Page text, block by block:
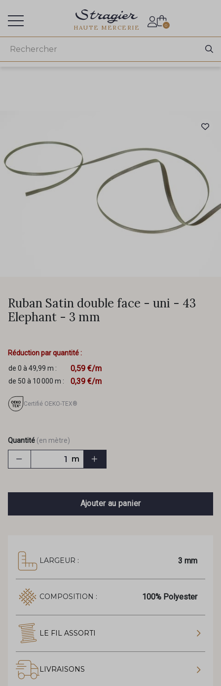
HAUTE MERCERIE 0
Ruban Satin double face - uni - 43
Elephant - 3 mm
Réduction par quantité :
de 0 à 49,99 m :
0,59 €/m
de 50 à 10 000 m : 0,39 €/m
Certifié OEKO-TEX®
Quantité (en mètre)
m
Ajouter au panier
LARGEUR : 3 mm
COMPOSITION : 100% Polyester
LE FIL ASSORTI
LIVRAISONS